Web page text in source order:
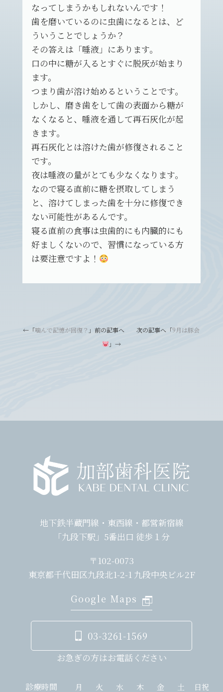
なってしまうかもしれないんです！
歯を磨いているのに虫歯になるとは、ど
ういうことでしょうか？
その答えは「唾液」にあります。
口の中に糖が入るとすぐに脱灰が始まり
ます。
つまり歯が溶け始めるということです。
しかし、磨き歯をして歯の表面から糖が
なくなると、唾液を通して再石灰化が起
きます。
再石灰化とは溶けた歯が修復されること
です。
夜は唾液の量がとても少なくなります。
なので寝る直前に糖を摂取してしまう
と、溶けてしまった歯を十分に修復でき
ない可能性があるんです。
寝る直前の食事は虫歯的にも内臓的にも
好ましくないので、習慣になっている方
は要注意ですよ！
←「噛んで記憶が回復？ 」前の記事へ 次の記事へ「9月は豚会
」→
地下鉄半蔵門線・東西線・都営新宿線
「九段下駅」5番出口 徒歩１分
〒102-0073
東京都千代田区九段北1-2-1 九段中央ビル2F
Google Maps
03-3261-1569
お急ぎの方はお電話ください
診療時間 月 火 水 木 金 土 日祝